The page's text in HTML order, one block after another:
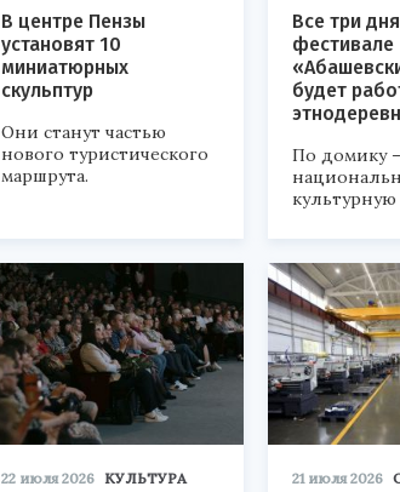
В центре Пензы
установят 10
миниатюрных
скульптур
Они станут частью
нового туристического
маршрута.
Все три
фестивале
будет
По домику
22 июля 2026 КУЛЬТУРА 21 июля 2026